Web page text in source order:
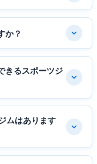
か？
きるスポーツジ
ムはあります